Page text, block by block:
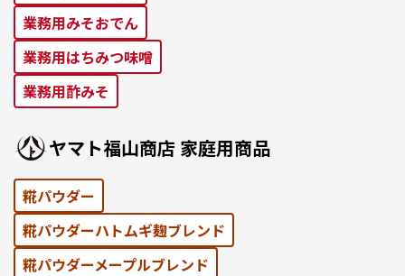
業務⽤みそおでん
業務用はちみつ味噌
業務用酢みそ
ヤマト福⼭商店 家庭⽤商品
糀パウダー
糀パウダーハトムギ麹ブレンド
糀パウダーメープルブレンド